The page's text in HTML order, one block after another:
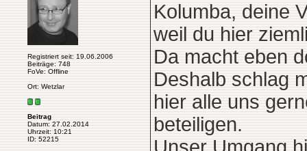
Registriert seit: 19.06.2006
Beiträge: 748
FoVe: Offline
Ort: Wetzlar
Beitrag
Datum: 27.02.2014
Uhrzeit: 10:21
ID: 52215
Kolumba, deine
weil du hier
Da macht eben
Deshalb schlag
hier alle uns
beteiligen.